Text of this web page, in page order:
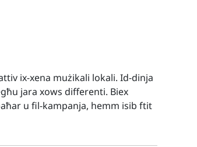
ix-xena mużikali lokali. Id-dinja
jara xows differenti. Biex
u fil-kampanja, hemm isib ftit